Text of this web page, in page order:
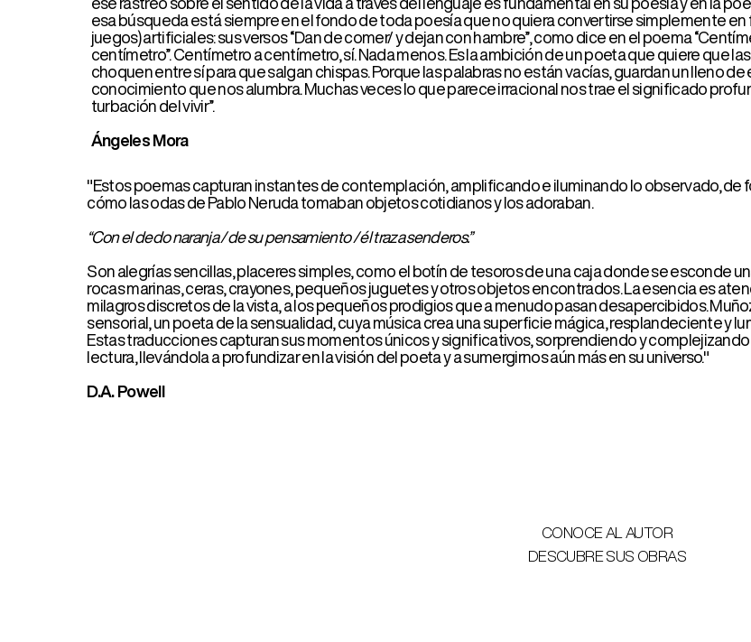
"Estos poemas capturan instantes de contemplación, amplificando e iluminando lo observado, de forma similar a
cómo las odas dePablo Nerudatomaban objetos cotidianos y los adoraban.
“Con el dedo naranja / de su pensamiento / él traza senderos.”
Son alegrías sencillas, placeres simples, como el botín de tesoros de una caja donde se esconde una brújula,
rocas marinas, ceras, crayones, pequeños juguetes y otros objetos encontrados. La esencia es atender a los
sensorial, un poeta de la sensualidad, cuya música crea una superficie mágica, resplandeciente y luminosa.
D.A. Powell
CONOCE AL AUTOR
DESCUBRE SUS OBRAS